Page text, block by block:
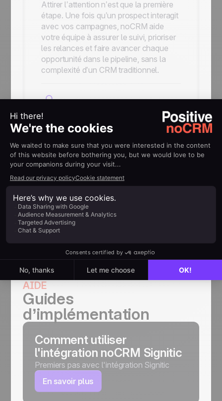
Attirer l’attention n’est que la première
étape. Une fois qu’un prospect interagit
avec vos campagnes, noCRM aide
votre équipe à assurer le suivi, prioriser
les relances et faire avancer chaque
opportunité dans le pipeline, sans la
complexité d’un CRM traditionnel.
Prêt à faire de vos
signatures email un
véritable canal
d’acquisition ?
Utilisez Signitic et noCRM ensemble
pour générer plus d’opportunités,
simplifier votre processus commercial
et permettre à votre équipe de se
concentrer sur la vente.
AIDE
Guides
d’implémentation
Comment utiliser
l'intégration noCRM Signitic
Premiers pas avec l'intégration Signitic
En savoir plus